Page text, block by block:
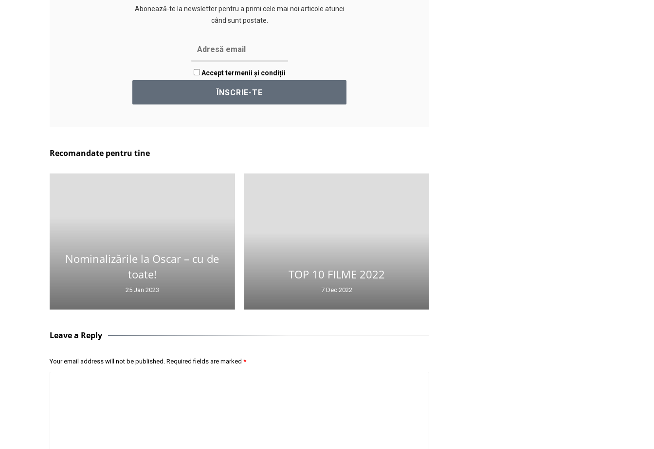
Abonează-te la newsletter pentru a primi cele mai noi articole atunci
când sunt postate.
Accept termenii și condiții
Recomandate pentru tine
Nominalizările la Oscar – cu de
toate!
25 Jan 2023
TOP 10 FILME 2022
7 Dec 2022
Leave a Reply
Your email address will not be published. Required fields are marked *